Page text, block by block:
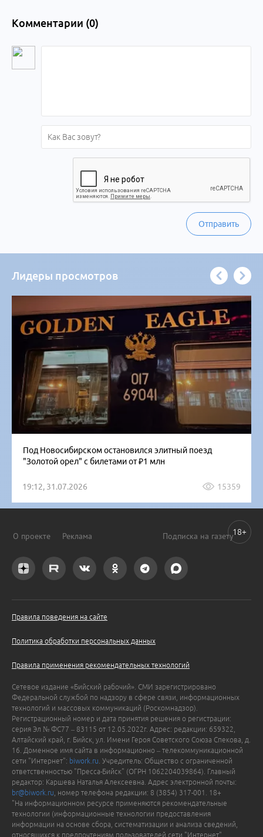
Комментарии (0)
Отправить
Лидеры просмотров
Под Новосибирском остановился элитный поезд
"Золотой орел" с билетами от ₽1 млн
19:12, 31.07.2026 15359
О проекте Реклама Подписка на газету
Правила поведения на сайте
Политика обработки персональных данных
Правила применения рекомендательных технологий
Сетевое издание «Бийский рабочий». СМИ зарегистрировано
Федеральной службой по надзору в сфере связи, информационных
технологий и массовых коммуникаций (Роскомнадзор).
Регистрационный номер и дата принятия решения о регистрации:
серия Эл № ФС77 – 83115 от 12.05.2022г. Адрес: редакции: 659322,
Алтайский край, г. Бийск, ул. Имени Героя Советского Союза Спекова, д.
16. Доменное имя сайта в информационно – телекоммуникационной
сети "Интернет": biwork.ru . Учредитель: Общество с ограниченной
ответственностью "Пресса-Бийск" (ОГРН 1062204039864). Главный
редактор: Каршева Наталья Алексеевна. Адрес электронной почты:
br@biwork.ru , номер телефона редакции: 8 (3854) 317-001. 18+
"На информационном ресурсе применяются рекомендательные
технологии (информационные технологии предоставления
информации на основе сбора, систематизации и анализа сведений,
относящихся к предпочтениям пользователей сети "Интернет",
18+